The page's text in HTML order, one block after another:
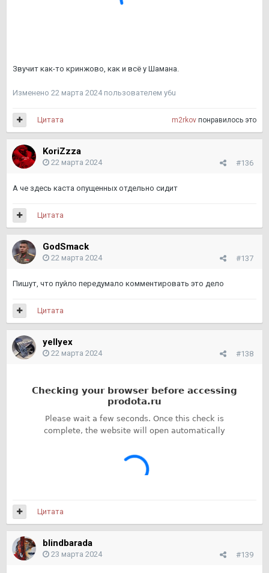
Звучит как-то кринжово, как и всё у Шамана.
Изменено 22 марта 2024пользователем y6u
m2rkov понравилось это
Цитата
KoriZzza
#136
22 марта 2024
А че здесь каста опущенных отдельно сидит
Цитата
GodSmack
#137
22 марта 2024
Пишут, что пуйло передумало комментировать это дело
Цитата
yellyex
#138
22 марта 2024
Цитата
blindbarada
#139
23 марта 2024